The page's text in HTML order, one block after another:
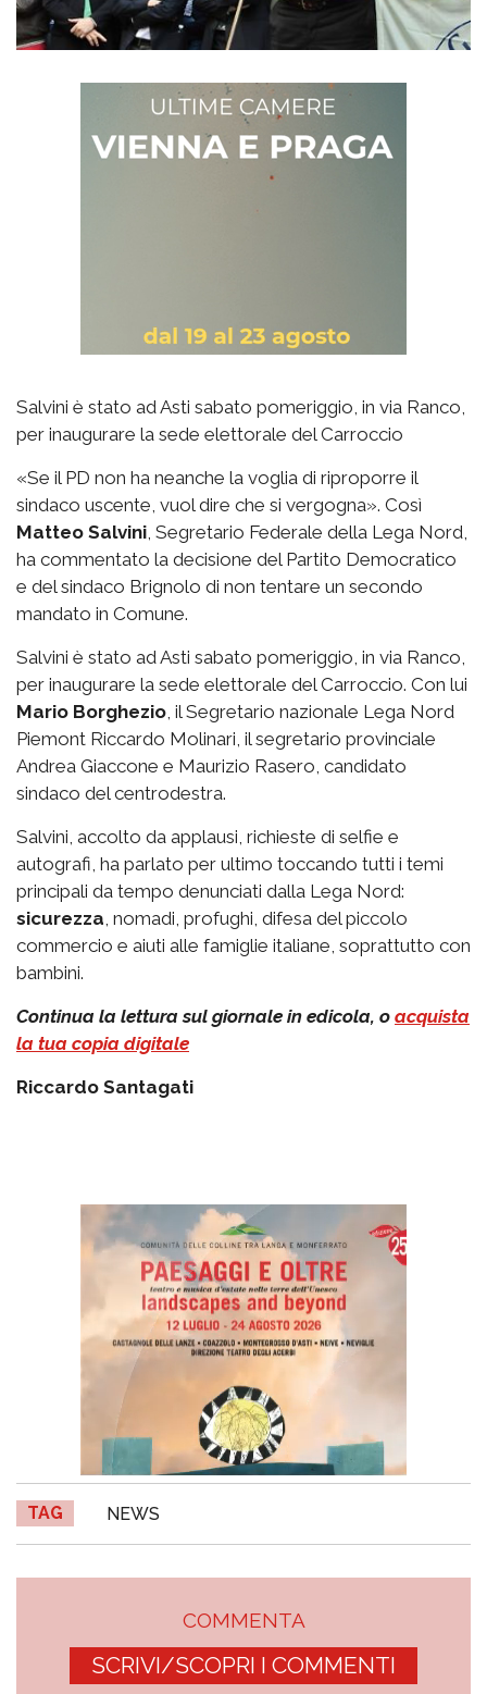
Salvini è stato ad Asti sabato pomeriggio, in via Ranco,
per inaugurare la sede elettorale del Carroccio
«Se il PD non ha neanche la voglia di riproporre il
sindaco uscente, vuol dire che si vergogna». Così
Matteo Salvini, Segretario Federale della Lega Nord,
ha commentato la decisione del Partito Democratico
e del sindaco Brignolo di non tentare un secondo
mandato in Comune.
Salvini è stato ad Asti sabato pomeriggio, in via Ranco,
per inaugurare la sede elettorale del Carroccio. Con lui
Mario Borghezio, il Segretario nazionale Lega Nord
Piemont Riccardo Molinari, il segretario provinciale
Andrea Giaccone e Maurizio Rasero, candidato
sindaco del centrodestra.
Salvini, accolto da applausi, richieste di selfie e
autografi, ha parlato per ultimo toccando tutti i temi
principali da tempo denunciati dalla Lega Nord:
sicurezza, nomadi, profughi, difesa del piccolo
commercio e aiuti alle famiglie italiane, soprattutto con
bambini.
Continua la lettura sul giornale in edicola, o acquista
la tua copia digitale
Riccardo Santagati
TAG NEWS
COMMENTA
SCRIVI/SCOPRI I COMMENTI